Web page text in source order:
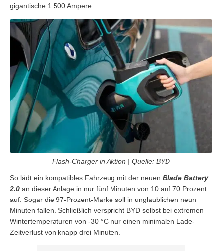
gigantische 1.500 Ampere.
Flash-Charger in Aktion | Quelle: BYD
So lädt ein kompatibles Fahrzeug mit der neuen Blade Battery
2.0 an dieser Anlage in nur fünf Minuten von 10 auf 70 Prozent
auf. Sogar die 97-Prozent-Marke soll in unglaublichen neun
Minuten fallen. Schließlich verspricht BYD selbst bei extremen
Wintertemperaturen von -30 °C nur einen minimalen Lade-
Zeitverlust von knapp drei Minuten.